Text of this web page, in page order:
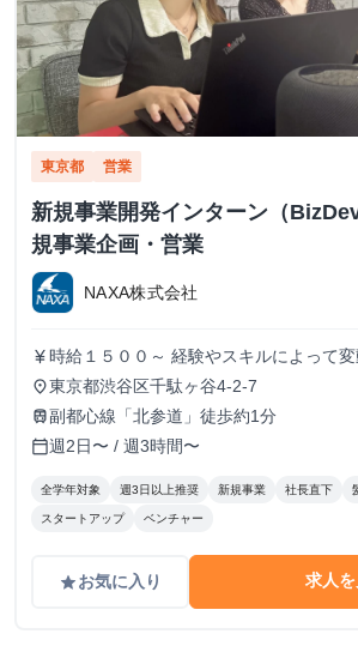
東京都 営業
新規事業開発インターン（
規事業企画・営業
NAXA株式会社
currency_yen 時給１５００～ 経験やスキルによって変
place東京都渋谷区千駄ヶ谷4-2-7
train副都心線「北参道」徒歩約1分
calendar_today週2日〜 / 週3時間〜
全学年対象 週3日以上推奨 新規事業 社長直下
スタートアップ ベンチャー
gradeお気に入り 求人